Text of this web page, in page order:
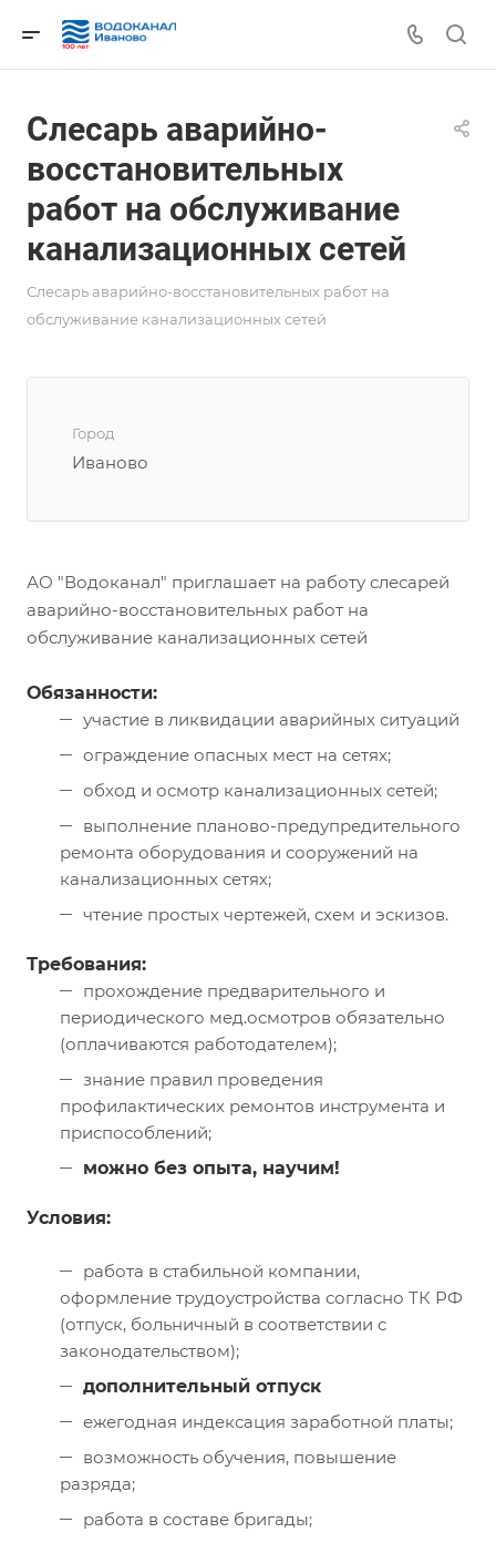
Слесарь аварийно-
восстановительных
работ на обслуживание
канализационных сетей
Слесарь аварийно-восстановительных работ на
обслуживание канализационных сетей
Город
Иваново
АО "Водоканал" приглашает на работу слесарей
аварийно-восстановительных работ на
обслуживание канализационных сетей
Обязанности:
участие в ликвидации аварийных ситуаций
ограждение опасных мест на сетях;
обход и осмотр канализационных сетей;
выполнение планово-предупредительного
ремонта оборудования и сооружений на
канализационных сетях;
чтение простых чертежей, схем и эскизов.
Требования:
прохождение предварительного и
периодического мед.осмотров обязательно
(оплачиваются работодателем);
знание правил проведения
профилактических ремонтов инструмента и
приспособлений;
можно без опыта, научим!
Условия:
работа в стабильной компании,
оформление трудоустройства согласно ТК РФ
(отпуск, больничный в соответствии с
законодательством);
дополнительный отпуск
ежегодная индексация заработной платы;
возможность обучения, повышение
разряда;
работа в составе бригады;